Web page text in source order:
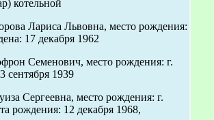
котельной
Лариса Львовна, место рождения:
17 декабря 1962
Семенович, место рождения: г.
сентября 1939
Сергеевна, место рождения: г.
рождения: 12 декабря 1968,